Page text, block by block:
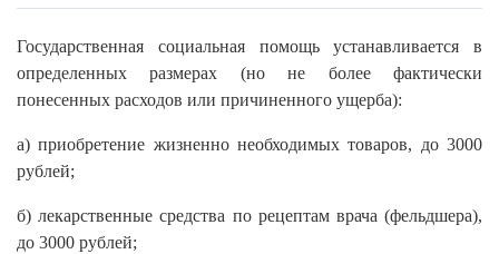
Государственная социальная помощь устанавливается в
определенных размерах (но не более фактически
понесенных расходов или причиненного ущерба):
а) приобретение жизненно необходимых товаров, до 3000
рублей;
б) лекарственные средства по рецептам врача (фельдшера),
до 3000 рублей;